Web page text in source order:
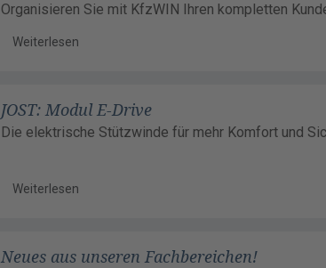
Organisieren Sie mit KfzWIN Ihren kompletten
Weiterlesen
JOST: Modul E-Drive
Die elektrische Stützwinde für mehr Komfort und
Weiterlesen
Neues aus unseren Fachbereichen!